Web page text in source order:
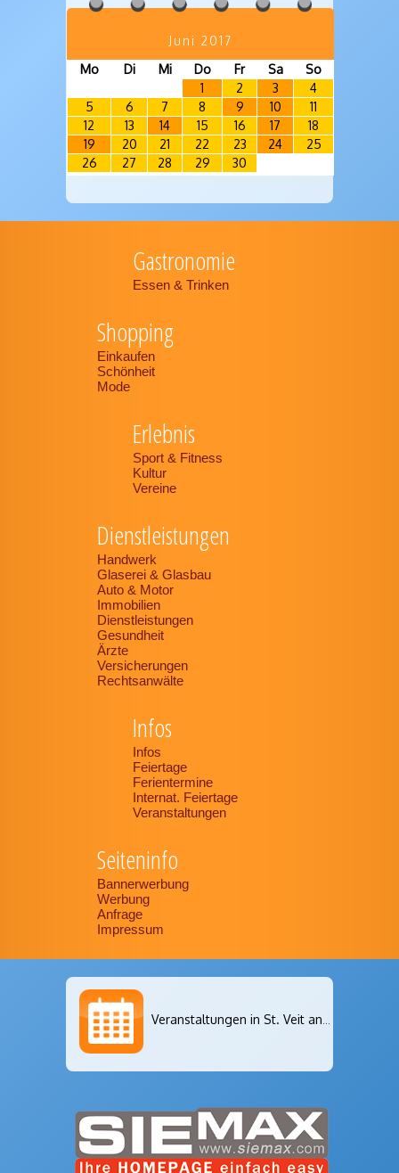
Juni 2017
Mo
Di Mi Do Fr Sa
So
1
2 3
4
5
6 7 8 9 10
11
12
13 14 15 16 17
18
19
20 21 22 23 24
25
26
27 28 29 30
Gastronomie
Essen & Trinken
Shopping
Einkaufen
Schönheit
Mode
Erlebnis
Sport & Fitness
Kultur
Vereine
Dienstleistungen
Handwerk
Glaserei & Glasbau
Auto & Motor
Immobilien
Dienstleistungen
Gesundheit
Ärzte
Versicherungen
Rechtsanwälte
Infos
Infos
Feiertage
Ferientermine
Internat. Feiertage
Veranstaltungen
Seiteninfo
Bannerwerbung
Werbung
Anfrage
Impressum